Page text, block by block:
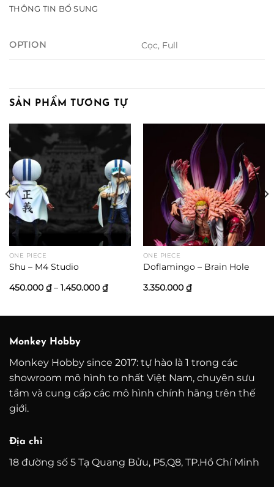
THÔNG TIN BỔ SUNG
OPTION Cọc, Full
SẢN PHẨM TƯƠNG TỰ
ONE PIECE
Shu – M4 Studio
450.000 ₫ – 1.450.000 ₫Khoảng
giá:
đến
ONE PIECE
Doflamingo – Brain Hole
3.350.000 ₫
₫
₫
Monkey Hobby
Monkey Hobby since 2017: tự hào là 1 trong các
showroom mô hình to nhất Việt Nam, chuyên sưu
tầm và cung cấp các mô hình chính hãng trên thế
giới.
Địa chỉ
18 đường số 5 Tạ Quang Bửu, P5,Q8, TP.Hồ Chí Minh